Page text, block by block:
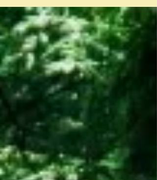
69403/bia-a-cie-ka-indi-indry-to-cie-ka-
bodhisattvy Kiedy rozpoczynałam swój
zaległy urlop pod koniec lata 2025,
zamarzyło mi się, że resztę życia spędzę na
wąchaniu kwiatków, zanurzona w sosie
miłości do Matki Ziemi; że po tysiącach lat
zapierdzielania pomiędz